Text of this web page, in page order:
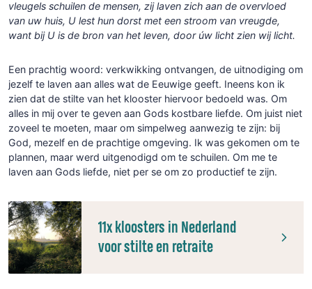
vleugels schuilen de mensen, zij laven zich aan de overvloed
van uw huis, U lest hun dorst met een stroom van vreugde,
want bij U is de bron van het leven, door úw licht zien wij licht.
Een prachtig woord: verkwikking ontvangen, de uitnodiging om
jezelf te laven aan alles wat de Eeuwige geeft. Ineens kon ik
zien dat de stilte van het klooster hiervoor bedoeld was. Om
alles in mij over te geven aan Gods kostbare liefde. Om juist niet
zoveel te moeten, maar om simpelweg aanwezig te zijn: bij
God, mezelf en de prachtige omgeving. Ik was gekomen om te
plannen, maar werd uitgenodigd om te schuilen. Om me te
laven aan Gods liefde, niet per se om zo productief te zijn.
11x kloosters in Nederland
voor stilte en retraite